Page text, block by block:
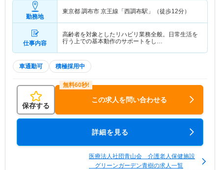
勤務地
東京都 調布市 京王線「西調布駅」（徒歩12分）
仕事内容
高齢者を対象としたリハビリ業務全般。日常生活を
行う上での基本動作のサポートをし…
車通勤可 積極採用中
保存する
この求人を問い合わせる
詳細を見る
医療法人社団青山会 介護老人保健施設
グリーンガーデン青樹の求人一覧